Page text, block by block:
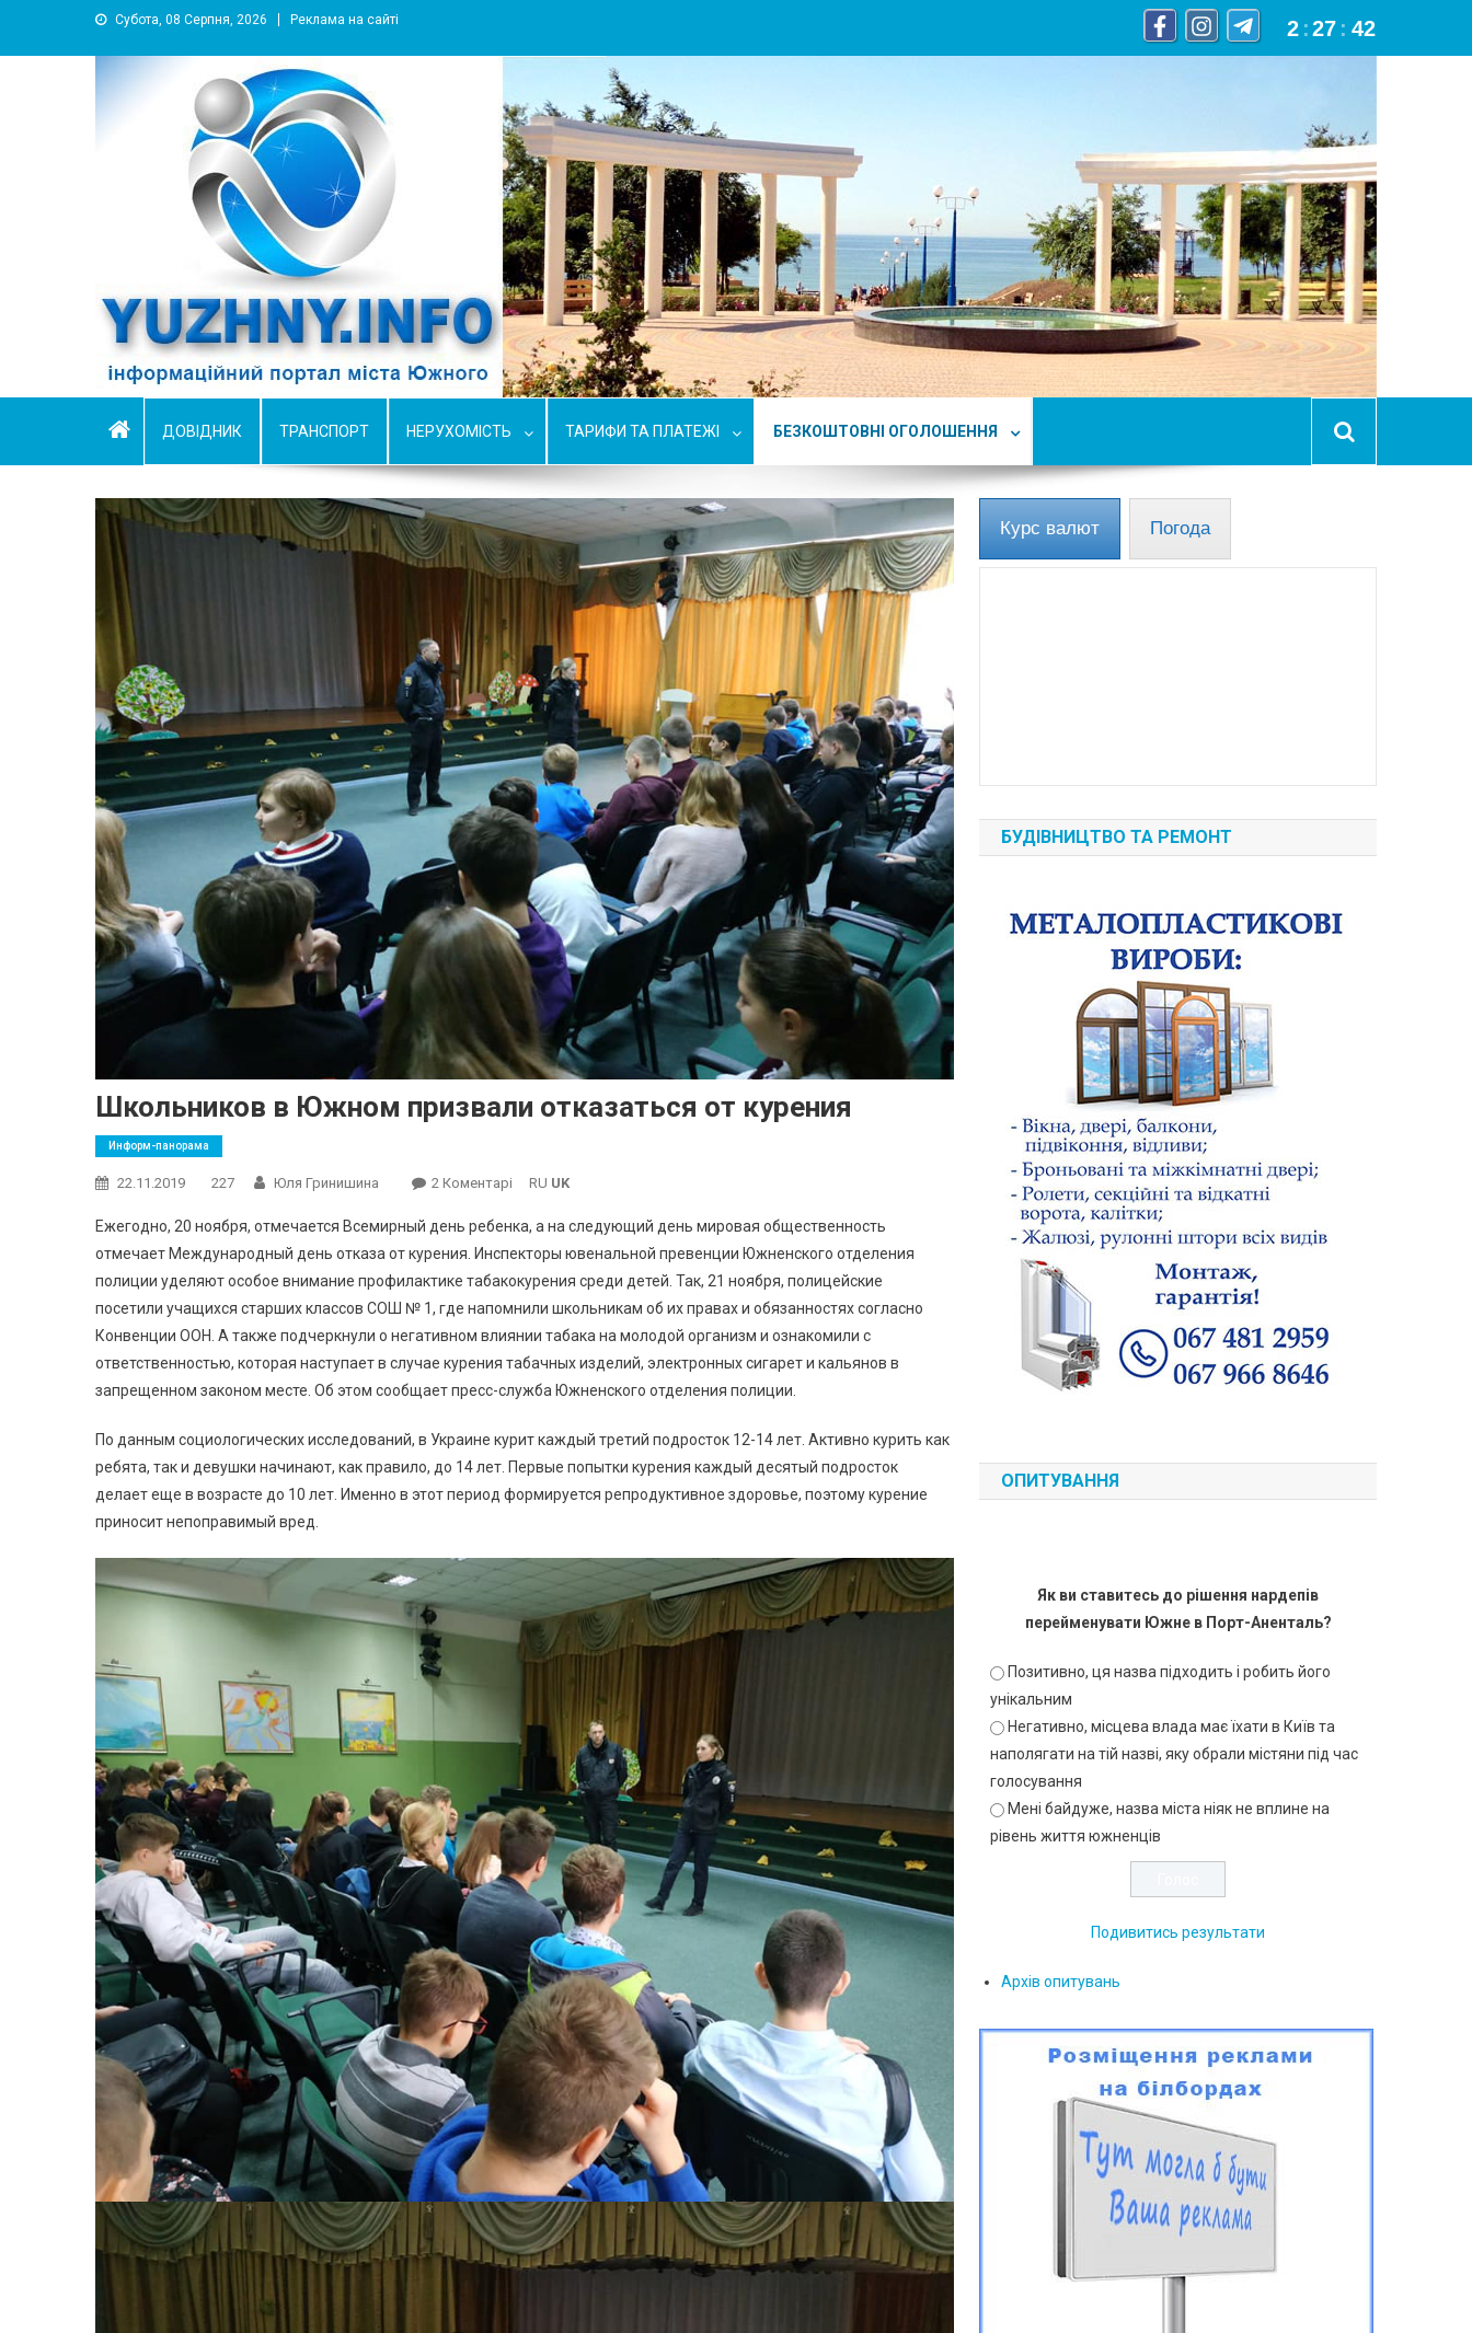
Субота, 08 Серпня, 2026 Реклама на сайті 2 :27 : 43
YUZHNY.INFO
информационный портал города Южный
ДОВІДНИК ТРАНСПОРТ НЕРУХОМІСТЬ ТАРИФИ ТА ПЛАТЕЖІ БЕЗКОШТОВНІ ОГОЛОШЕННЯ
Школьников в Южном призвали отказаться от курения
Информ-панорама
22.11.2019 227 Юля Гринишина 2 Коментарі До
В
Южном
Призвали
Отказаться
От
Курения
RU UK
Ежегодно, 20 ноября, отмечается Всемирный день ребенка, а на следующий день мировая общественность
отмечает Международный день отказа от курения. Инспекторы ювенальной превенции Южненского отделения
полиции уделяют особое внимание профилактике табакокурения среди детей. Так, 21 ноября, полицейские
посетили учащихся старших классов СОШ № 1, где напомнили школьникам об их правах и обязанностях согласно
Конвенции ООН. А также подчеркнули о негативном влиянии табака на молодой организм и ознакомили с
ответственностью, которая наступает в случае курения табачных изделий, электронных сигарет и кальянов в
запрещенном законом месте. Об этом сообщает пресс-служба Южненского отделения полиции.
По данным социологических исследований, в Украине курит каждый третий подросток 12-14 лет. Активно курить как
ребята, так и девушки начинают, как правило, до 14 лет. Первые попытки курения каждый десятый подросток
делает еще в возрасте до 10 лет. Именно в этот период формируется репродуктивное здоровье, поэтому курение
приносит непоправимый вред.
Курс валют Погода
БУДІВНИЦТВО ТА РЕМОНТ
ОПИТУВАННЯ
Як ви ставитесь до рішення нардепів
перейменувати Южне в Порт-Аненталь?
Позитивно, ця назва підходить і робить його
унікальним
Негативно, місцева влада має їхати в Київ та
наполягати на тій назві, яку обрали містяни під час
голосування
Мені байдуже, назва міста ніяк не вплине на
рівень життя южненців
Подивитись результати
Архів опитувань